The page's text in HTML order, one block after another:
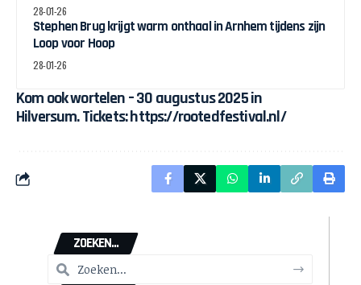
28-01-26
Stephen Brug krijgt warm onthaal in Arnhem tijdens zijn
Loop voor Hoop
28-01-26
Kom ook wortelen – 30 augustus 2025 in
Hilversum. Tickets:https://rootedfestival.nl/
ZOEKEN...